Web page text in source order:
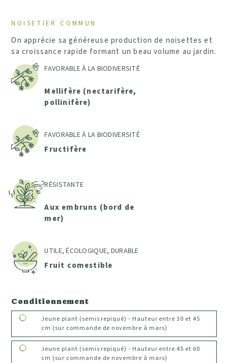
NOISETIER COMMUN
On apprécie sa généreuse production de noisettes et
sa croissance rapide formant un beau volume au jardin.
FAVORABLE À LA BIODIVERSITÉ
Mellifère (nectarifère,
pollinifère)
FAVORABLE À LA BIODIVERSITÉ
Fructifère
RÉSISTANTE
Aux embruns (bord de
mer)
UTILE, ÉCOLOGIQUE, DURABLE
Fruit comestible
Conditionnement
Jeune plant (semis repiqué) - Hauteur entre 30 et 45
cm (sur commande de novembre à mars)
Jeune plant (semis repiqué) - Hauteur entre 45 et 60
cm (sur commande de novembre à mars)